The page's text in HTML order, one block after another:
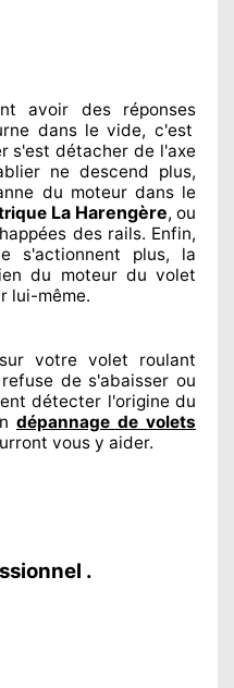
avoir des réponses
dans le vide, c'est
s'est détacher de l'axe
ne descend plus,
du moteur dans le
La Harengère, ou
des rails. Enfin,
s'actionnent plus, la
du moteur du volet
lui-même.
votre volet roulant
de s'abaisser ou
détecter l'originedu
dépannage de volets
vous y aider.
.